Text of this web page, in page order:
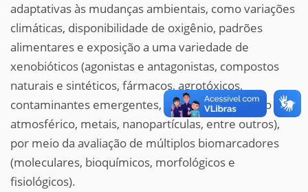
adaptativas às mudanças ambientais, como variações
climáticas, disponibilidade de oxigênio, padrões
alimentares e exposição a uma variedade de
xenobióticos (agonistas e antagonistas, compostos
naturais e sintéticos, fármacos, agrotóxicos,
contaminantes emergentes, material particulado
atmosférico, metais, nanopartículas, entre outros),
por meio da avaliação de múltiplos biomarcadores
(moleculares, bioquímicos, morfológicos e
fisiológicos).